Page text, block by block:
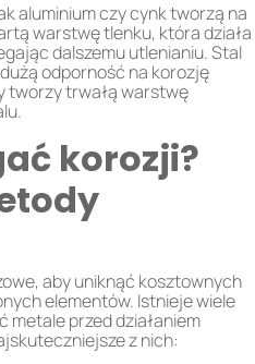
aluminium czy cynk tworzą na
warstwę tlenku, która działa
dalszemu utlenianiu. Stal
odporność na korozję
tworzy trwałą warstwę
korozji?
aby uniknąć kosztownych
elementów. Istnieje wiele
metale przed działaniem
z nich: